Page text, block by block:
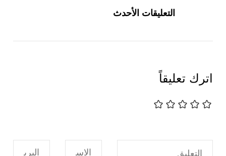
التعليقاتالتعليقات الأحدث
اترك تعليقاً